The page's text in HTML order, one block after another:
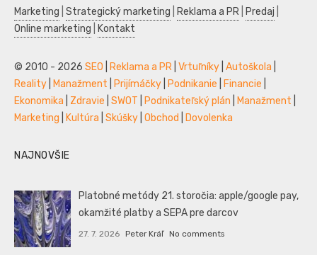
Marketing Strategický marketing Reklama a PR Predaj
Online marketing
Kontakt
© 2010 - 2026 SEO Reklama a PR Vrtuľníky Autoškola
Reality
Manažment Prijímáčky Podnikanie Financie
Ekonomika
Zdravie SWOT Podnikateľský plán Manažment
Marketing
Kultúra Skúšky Obchod Dovolenka
NAJNOVŠIE
Platobné metódy 21. storočia: apple/google pay,
okamžité platby a SEPA pre darcov
27. 7. 2026 Peter Kráľ No comments